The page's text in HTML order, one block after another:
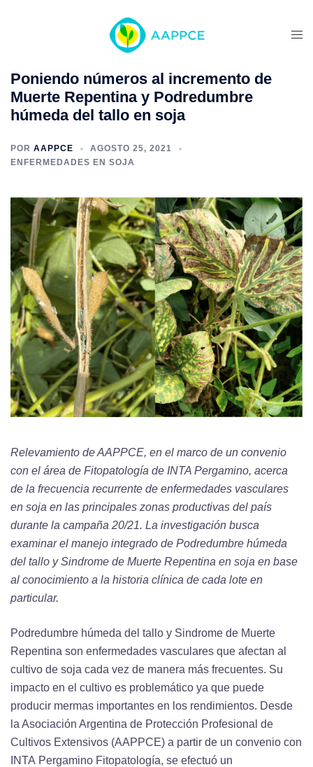
Poniendo números al incremento de
Muerte Repentina y Podredumbre
húmeda del tallo en soja
POR AAPPCE
AGOSTO 25, 2021
ENFERMEDADES EN SOJA
Relevamiento de AAPPCE, en el marco de un convenio
con el área de Fitopatología de INTA Pergamino, acerca
de la frecuencia recurrente de enfermedades vasculares
en soja en las principales zonas productivas del país
durante la campaña 20/21. La investigación busca
examinar el manejo integrado de Podredumbre húmeda
del tallo y Sindrome de Muerte Repentina en soja en base
al conocimiento a la historia clínica de cada lote en
particular.
Podredumbre húmeda del tallo y Sindrome de Muerte
Repentina son enfermedades vasculares que afectan al
cultivo de soja cada vez de manera más frecuentes. Su
impacto en el cultivo es problemático ya que puede
producir mermas importantes en los rendimientos. Desde
la Asociación Argentina de Protección Profesional de
Cultivos Extensivos (AAPPCE) a partir de un convenio con
INTA Pergamino Fitopatología, se efectuó un